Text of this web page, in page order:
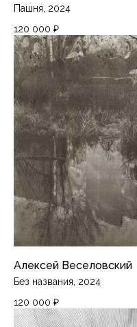
Пашня, 2024
120 000 ₽
Алексей Веселовский
Без названия, 2024
120 000 ₽